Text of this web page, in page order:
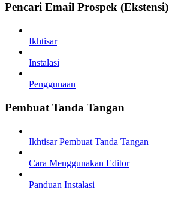
Pencari Email Prospek (Ekstensi)
Ikhtisar
Instalasi
Penggunaan
Pembuat Tanda Tangan
Ikhtisar Pembuat Tanda Tangan
Cara Menggunakan Editor
Panduan Instalasi